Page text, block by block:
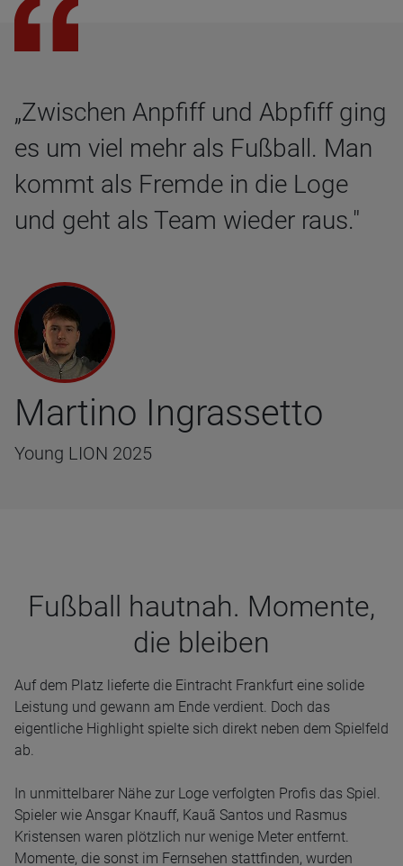
„Zwischen Anpfiff und Abpfiff ging
es um viel mehr als Fußball. Man
kommt als Fremde in die Loge
und geht als Team wieder raus."
Martino Ingrassetto
Young LION 2025
Fuß­ball haut­nah. Momente,
die blei­ben
Auf dem Platz lieferte die Eintracht Frankfurt eine solide
Leistung und gewann am Ende verdient. Doch das
eigentliche Highlight spielte sich direkt neben dem Spielfeld
ab.
In unmittelbarer Nähe zur Loge verfolgten Profis das Spiel.
Spieler wie Ansgar Knauff, Kauã Santos und Rasmus
Kristensen waren plötzlich nur wenige Meter entfernt.
Momente, die sonst im Fernsehen stattfinden, wurden